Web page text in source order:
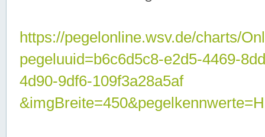
https://pegelonline.wsv.de/charts/
pegeluuid=b6c6d5c8-e2d5-4469-
4d90-9df6-109f3a28a5af